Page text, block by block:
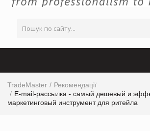
TradeMaster
Рекомендації
E-mail-рассылка - самый дешевый и
маркетинговый инструмент для ритейла